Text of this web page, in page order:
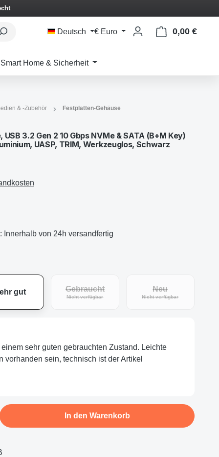
Deutsch € Euro 0,00 €
Smart Home & Sicherheit
& -Zubehör Festplatten-Gehäuse
3.2 Gen 2 10 Gbps NVMe & SATA (B+M Key)
UASP, TRIM, Werkzeuglos, Schwarz
von 24h versandfertig
nicht verfügbar.)
gut Gebraucht
Nicht verfügbar(Diese Option ist zurzeit nicht verfügbar.)
Neu
Nicht verfügbar(Diese Option ist
sehr guten gebrauchten Zustand. Leichte
vorhanden sein, technisch ist der Artikel
den gewünschten Wert ein oder
In den Warenkorb